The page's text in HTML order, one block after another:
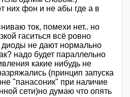
них фон и не абы где а в
ток, помехи нет.. но
гаситься всё ровно
диоды не дают нормально
надо будет параллельно
какие нибудь не
(принцип запуска
"панасоник" при наличие
сети)но думаю что опять